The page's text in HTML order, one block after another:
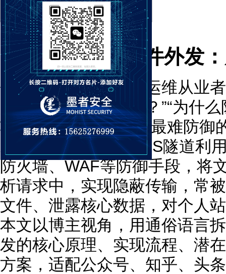
DNS隧道实现文件外发
作为网络安全博主、运维从业
网文件怎么偷偷外发？”“为什
输？”，其中最隐蔽、最难防御
实现文件外发。DNS隧道利
防火墙、WAF等防御手段，将
析请求中，实现隐蔽传输，常
文件、泄露核心数据，对个人
本文以博主视角，用通俗语言
发的核心原理、实现流程、潜
方案，适配公众号、知乎、头